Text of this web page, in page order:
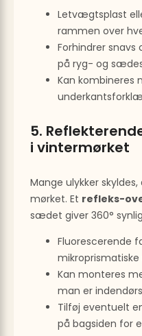
Letvægtsplast
rammen over
Forhindrer snavs
på ryg- og
Kan kombineres
5.
i vintermørket
Mange ulykker
mørket. Et refleks-
sædet giver 360°
Fluorescerende
mikroprismatiske
Kan monteres
man er
Tilføj eventuelt
på bagsiden for